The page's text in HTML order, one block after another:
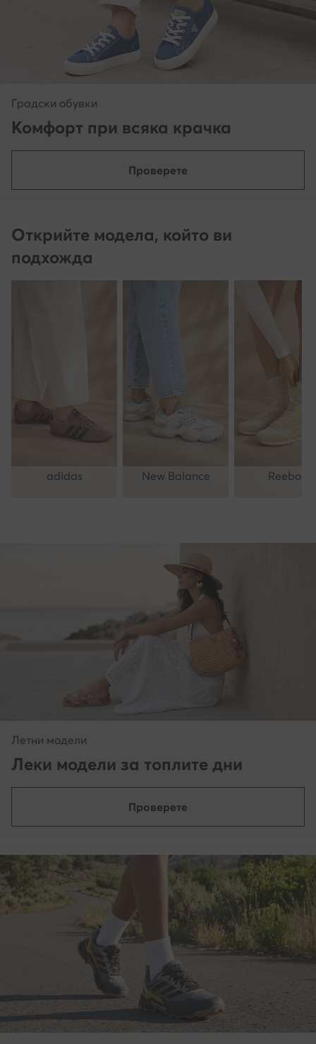
Градски обувки
Комфорт при всяка крачка
Проверете
Открийте модела, който ви
подхожда
adidas New Balance Reebok
Летни модели
Леки модели за топлите дни
Проверете